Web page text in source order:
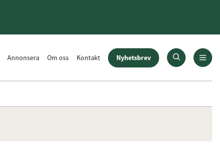
Annonsera Om oss Kontakt Nyhetsbrev